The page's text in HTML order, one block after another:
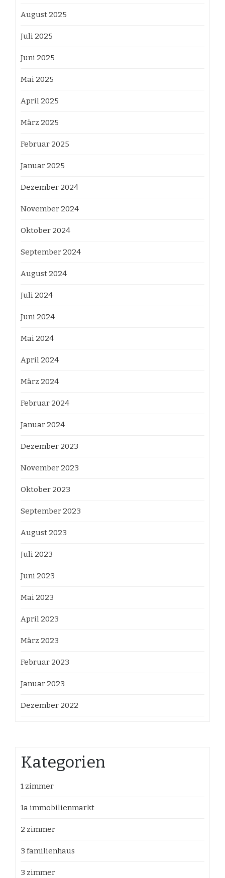
August 2025
Juli 2025
Juni 2025
Mai 2025
April 2025
März 2025
Februar 2025
Januar 2025
Dezember 2024
November 2024
Oktober 2024
September 2024
August 2024
Juli 2024
Juni 2024
Mai 2024
April 2024
März 2024
Februar 2024
Januar 2024
Dezember 2023
November 2023
Oktober 2023
September 2023
August 2023
Juli 2023
Juni 2023
Mai 2023
April 2023
März 2023
Februar 2023
Januar 2023
Dezember 2022
Kategorien
1 zimmer
1a immobilienmarkt
2 zimmer
3 familienhaus
3 zimmer